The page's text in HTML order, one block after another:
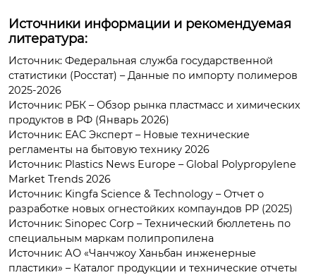
Источники информации и рекомендуемая
литература:
Источник: Федеральная служба государственной
статистики (Росстат) – Данные по импорту полимеров
2025-2026
Источник: РБК – Обзор рынка пластмасс и химических
продуктов в РФ (Январь 2026)
Источник: ЕАС Эксперт – Новые технические
регламенты на бытовую технику 2026
Источник: Plastics News Europe – Global Polypropylene
Market Trends 2026
Источник: Kingfa Science & Technology – Отчет о
разработке новых огнестойких компаундов PP (2025)
Источник: Sinopec Corp – Технический бюллетень по
специальным маркам полипропилена
Источник: АО «Чанчжоу Ханьбан инженерные
пластики» – Каталог продукции и технические отчеты